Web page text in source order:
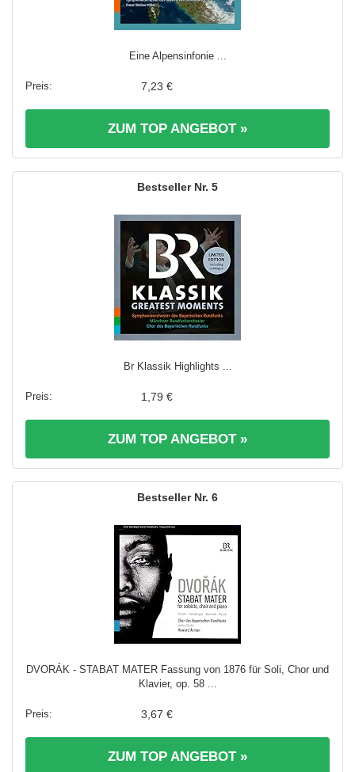
Eine Alpensinfonie ...
7,23 €
ZUM TOP ANGEBOT »
5
Br Klassik Highlights ...
1,79 €
ZUM TOP ANGEBOT »
6
DVORÁK - STABAT MATER Fassung von 1876 für Soli, Chor und
Klavier, op. 58 ...
3,67 €
ZUM TOP ANGEBOT »